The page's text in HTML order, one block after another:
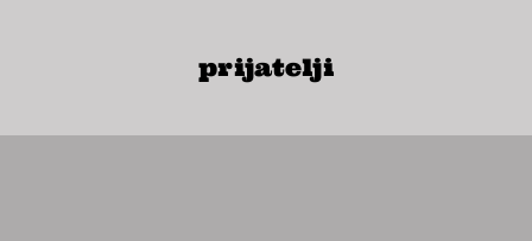
prijatelji